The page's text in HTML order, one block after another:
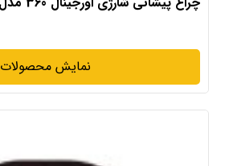
نمایش محصولات